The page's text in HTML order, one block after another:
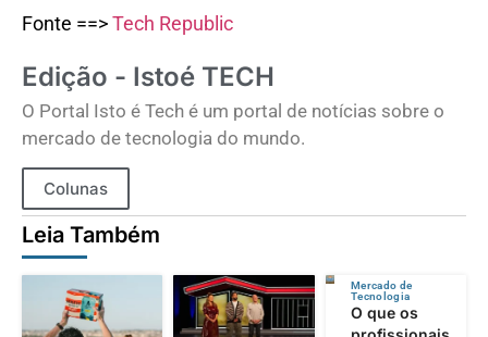
Fonte ==>Tech Republic
Edição - Istoé TECH
O Portal Isto é Tech é um portal de notícias sobre o
mercado de tecnologia do mundo.
Colunas
Leia Também
Mercado de
Tecnologia
O que os